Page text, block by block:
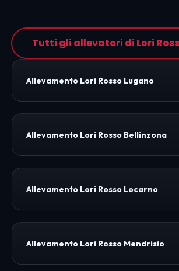
Tutti gli allevatori di Lori
Allevamento Lori Rosso Lugano
Allevamento Lori Rosso Bellinzona
Allevamento Lori Rosso Locarno
Allevamento Lori Rosso Mendrisio